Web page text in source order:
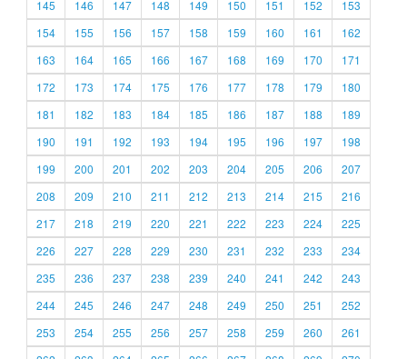
145
146 147 148 149 150 151 152
153
154
155 156 157 158 159 160 161
162
163
164 165 166 167 168 169 170
171
172
173 174 175 176 177 178 179
180
181
182 183 184 185 186 187 188
189
190
191 192 193 194 195 196 197
198
199
200 201 202 203 204 205 206
207
208
209 210 211 212 213 214 215
216
217
218 219 220 221 222 223 224
225
226
227 228 229 230 231 232 233
234
235
236 237 238 239 240 241 242
243
244
245 246 247 248 249 250 251
252
253
254 255 256 257 258 259 260
261